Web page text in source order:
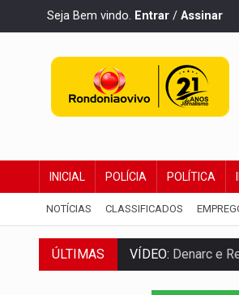
Seja Bem vindo. Entrar / Assinar
INICIAL POLÍCIA POLÍTICA
NOTÍCIAS CLASSIFICADOS
ÚLTIMAS OPERAÇÃO DA PC:
ENTRADA